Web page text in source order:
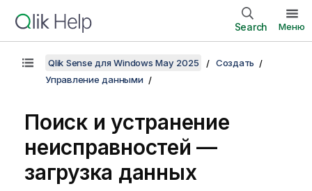
Search Меню
Qlik Sense для Windows May 2025
Создать
Управление данными
Поиск и устранение
неисправностей —
загрузка данных